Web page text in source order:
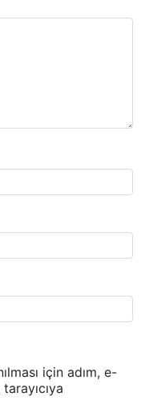
için adım, e-